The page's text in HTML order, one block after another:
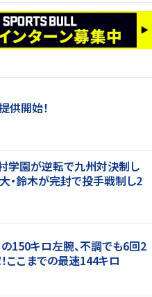
供開始！
学園が逆転で九州対決制し
・鈴木が完封で投手戦制し2
の150キロ左腕、不調でも6回2
ここまでの最速144キロ